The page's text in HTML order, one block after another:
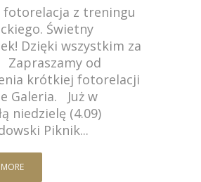
fotorelacja z treningu
Świetny
Dzięki wszystkim za
Zapraszamy od
krótkiej fotorelacji
Galeria. Już w
niedzielę (4.09)
Piknik...